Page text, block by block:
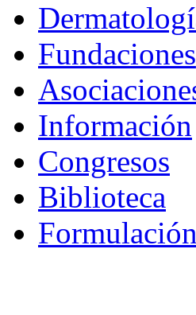
Fundaciones
Información
Congresos
Biblioteca